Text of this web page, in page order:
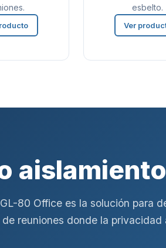
esbelto.
Ver
80 Office es la solución para
de reuniones donde la